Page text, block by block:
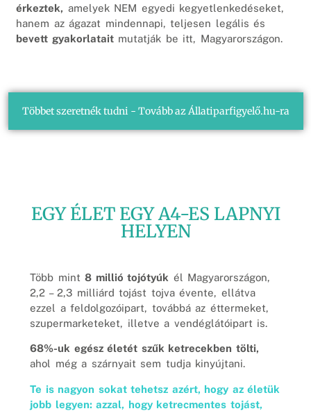
érkeztek, amelyek NEM egyedi kegyetlenkedéseket,
hanem az ágazat mindennapi, teljesen legális és
bevett gyakorlataitmutatják be itt, Magyarországon.
Többet szeretnék tudni - Tovább az Állatiparfigyelő.hu-ra
EGY ÉLET EGY A4-ES LAPNYI
HELYEN
Több mint 8 millió tojótyúk él Magyarországon,
2,2 – 2,3 milliárd tojást tojva évente, ellátva
ezzel a feldolgozóipart, továbbá az éttermeket,
szupermarketeket, illetve a vendéglátóipart is.
68%-uk egész életét szűk ketrecekben tölti,
ahol még a szárnyait sem tudja kinyújtani.
Te is nagyon sokat tehetsz azért, hogy az életük
jobb legyen: azzal, hogy ketrecmentes tojást,